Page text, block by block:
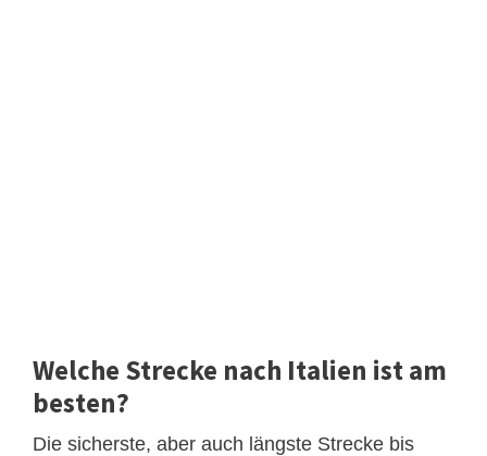
Welche Strecke nach Italien ist am
besten?
Die sicherste, aber auch längste Strecke bis